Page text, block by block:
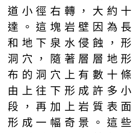
道小徑右轉，大約
達。這塊岩壁因為
和地下泉水侵蝕，
洞穴，隨著層層地
布的洞穴上有數十
由上往下形成許多
段，再加上岩質表
形成一幅奇景。這